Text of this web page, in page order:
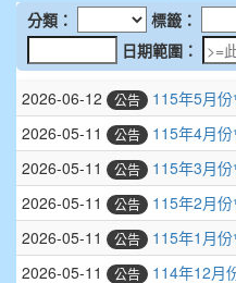
907張晏寧
908彭主豪
909林柏翰
909林玉楓
909林朝智